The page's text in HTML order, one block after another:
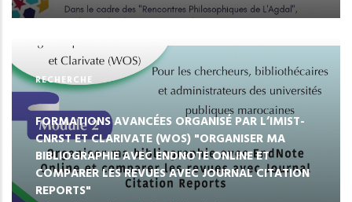
RECHERCHE
FORMATIONS AVANCÉES ORGANISÉ PAR L’IMIST-
CNRST ET CLARIVATE (WOS) "ORGANISER MA
BIBLIOGRAPHIE AVEC ENDNOTE ONLINE ET
COMPARER LES REVUES AVEC JOURNAL CITATION
REPORTS"